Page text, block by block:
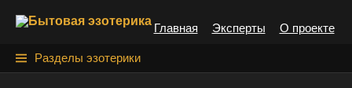
Главная Эксперты О проекте
Разделы эзотерики